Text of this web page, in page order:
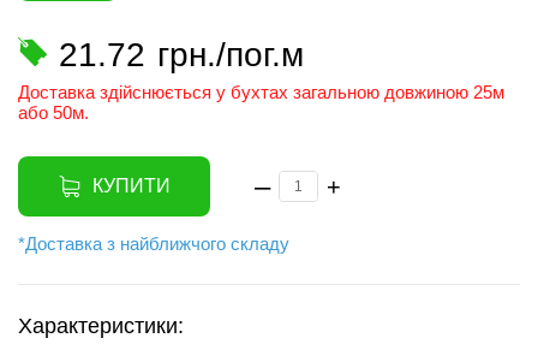
21.72 грн./пог.м
Доставка здійснюється у бухтах загальною довжиною 25м
або 50м.
КУПИТИ – +
*Доставка з найближчого складу
Характеристики: